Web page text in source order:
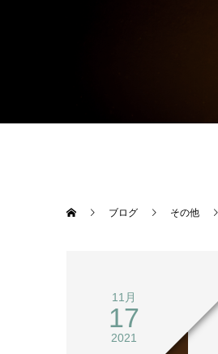
ブログ その他
11月
17
2021
その他